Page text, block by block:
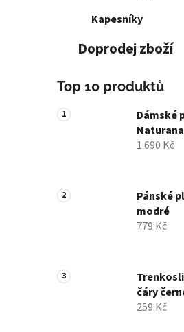
Kapesníky
Doprodej zboží
Top 10 produktů
Dámské
1 690 Kč
Pánské
modré
779 Kč
čáry
259 Kč